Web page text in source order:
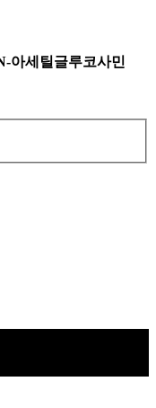
아세틸글루코사민